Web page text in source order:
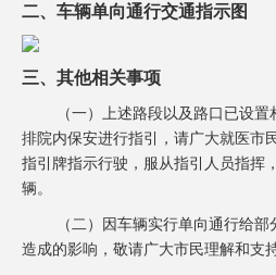
二、车辆单向通行交通指示图
三、其他相关事项
（一）上述路段以及路口已设
排院内保安进行指引，请广大就医市
指引牌指示行驶，服从指引人员指挥
辆。
（二）因车辆实行单向通行给
造成的影响，敬请广大市民理解和支